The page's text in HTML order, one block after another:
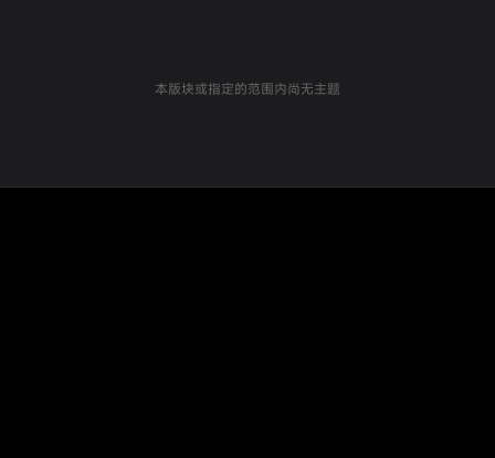
本版块或指定的范围内尚无主题